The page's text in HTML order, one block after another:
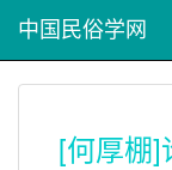
中国民俗学网
[何厚棚]